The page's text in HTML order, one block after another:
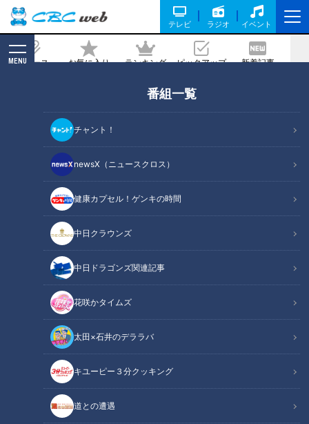
テレビ ラジオ イベント
ニュース お気に入り ランキング ピックアップ 新着記事
MENU
番組一覧
チャント！
newsX（ニュースクロス）
健康カプセル！ゲンキの時間
中日クラウンズ
中日ドラゴンズ関連記事
花咲かタイムズ
太田×石井のデララバ
キユーピー３分クッキング
道との遭遇
紙張替えテク
2021/01/20 19:00
チャント！
全力！お助けちゃん